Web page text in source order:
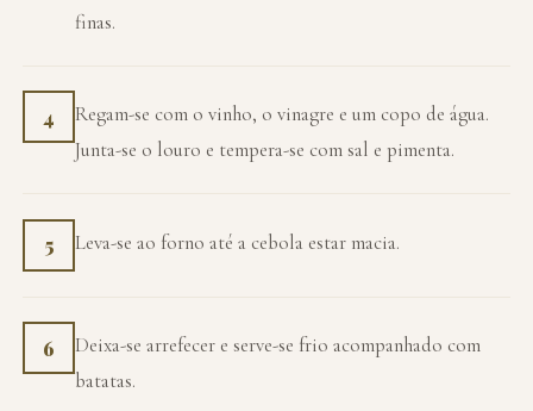
finas.
4
Regam-se com o vinho, o vinagre e um copo de água.
Junta-se o louro e tempera-se com sal e pimenta.
5 Leva-se ao forno até a cebola estar macia.
6
Deixa-se arrefecer e serve-se frio acompanhado com
batatas.